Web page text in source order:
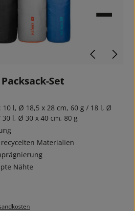
Set
10 l, Ø 18,5 x 28 cm, 60 g / 18 l, Ø
30 l, Ø 30 x 40 cm, 80 g
Materialien
Nähte